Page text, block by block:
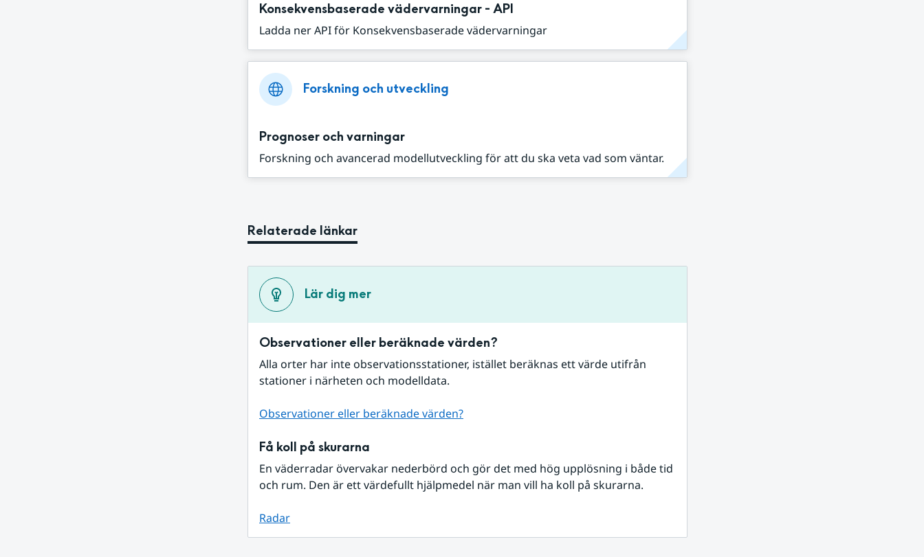
Konsekvensbaserade vädervarningar - API
Ladda ner API för Konsekvensbaserade vädervarningar
Forskning och utveckling
Prognoser och varningar
Forskning och avancerad modellutveckling för att du ska veta vad som väntar.
Relaterade länkar
Lär dig mer
Observationer eller beräknade värden?
Alla orter har inte observationsstationer, istället beräknas ett värde utifrån
stationer i närheten och modelldata.
Observationer eller beräknade värden?
Få koll på skurarna
En väderradar övervakar nederbörd och gör det med hög upplösning i både tid
och rum. Den är ett värdefullt hjälpmedel när man vill ha koll på skurarna.
Radar